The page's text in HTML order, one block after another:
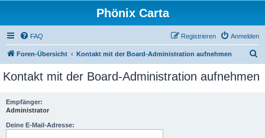
Phönix Carta
FAQ Anmelden
Registrieren
Foren-Übersicht Kontakt mit der Board-Administration aufnehmen
c
Kontakt mit der Board-Administration aufnehmen
Empfänger:
Administrator
Deine E-Mail-Adresse: